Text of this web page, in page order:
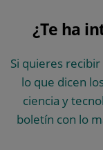
¿Te ha
Si quieres
lo que dicen
ciencia y
boletín con lo